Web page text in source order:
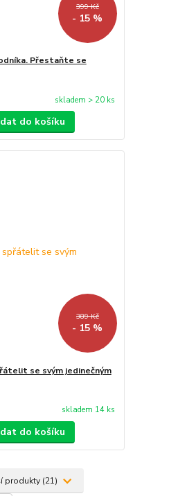
399 Kč
- 15 %
Přestaňte se
skladem > 20 ks
do košíku
389 Kč
- 15 %
se svým jedinečným
skladem 14 ks
do košíku
produkty (21)